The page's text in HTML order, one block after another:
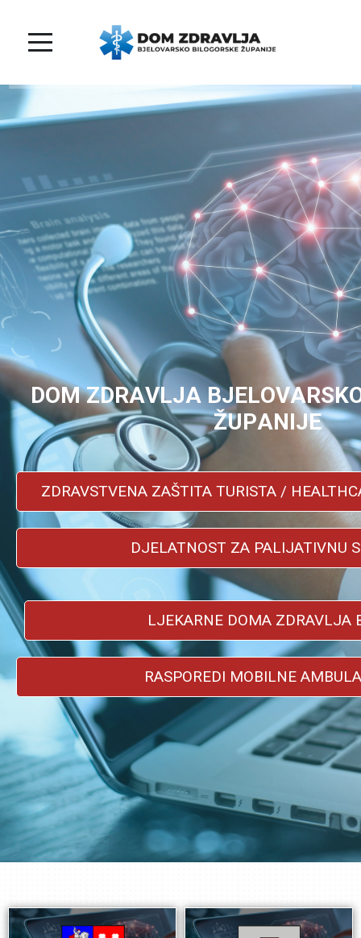
DOM ZDRAVLJA BJELOVARSK
ŽUPANIJE
ZDRAVSTVENA ZAŠTITA TURISTA /
DJELATNOST ZA PALIJATIVNU
LJEKARNE DOMA ZDRAVLJA
RASPOREDI MOBILNE